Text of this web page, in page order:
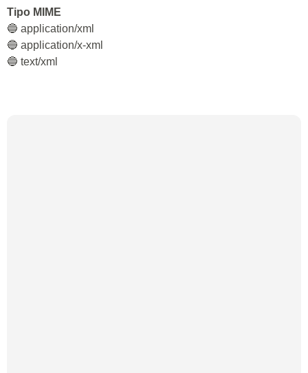
Tipo MIME
🔵 application/xml
🔵 application/x-xml
🔵 text/xml